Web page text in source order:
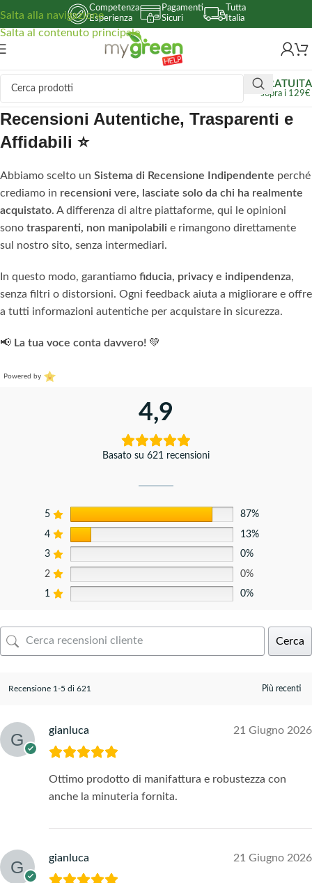
Salta alla navigazione
Salta al contenuto principale
Competenza
Esperienza
Pagamenti
Sicuri
Tutta
Italia
GRATUITA
sopra i 129€
Recensioni Autentiche, Trasparenti e
Affidabili ⭐
Abbiamo scelto un Sistema di Recensione Indipendente perché
crediamo in recensioni vere, lasciate solo da chi ha realmente
acquistato. A differenza di altre piattaforme, qui le opinioni
sono trasparenti, non manipolabili e rimangono direttamente
sul nostro sito, senza intermediari.
In questo modo, garantiamo fiducia, privacy e indipendenza,
senza filtri o distorsioni. Ogni feedback aiuta a migliorare e offre
a tutti informazioni autentiche per acquistare in sicurezza.
📢 La tua voce conta davvero! 💚
Powered by
4,9
Basato su 621 recensioni
5 87%
4 13%
3 0%
2 0%
1 0%
Cerca
Recensione 1-5 di 621
gianluca 21 Giugno 2026
Ottimo prodotto di manifattura e robustezza con
anche la minuteria fornita.
gianluca 21 Giugno 2026